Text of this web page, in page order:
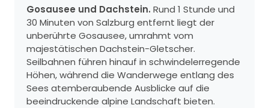
Gosausee und Dachstein. Rund 1 Stunde und
30 Minuten von Salzburg entfernt liegt der
unberührte Gosausee, umrahmt vom
majestätischen Dachstein-Gletscher.
Seilbahnen führen hinauf in schwindelerregende
Höhen, während die Wanderwege entlang des
Sees atemberaubende Ausblicke auf die
beeindruckende alpine Landschaft bieten.